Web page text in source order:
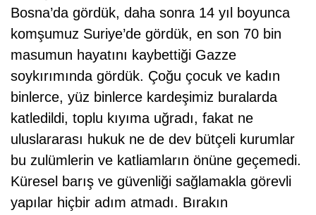
Bosna’da gördük, daha sonra 14 yıl boyunca
komşumuz Suriye’de gördük, en son 70 bin
masumun hayatını kaybettiği Gazze
soykırımında gördük. Çoğu çocuk ve kadın
binlerce, yüz binlerce kardeşimiz buralarda
katledildi, toplu kıyıma uğradı, fakat ne
uluslararası hukuk ne de dev bütçeli kurumlar
bu zulümlerin ve katliamların önüne geçemedi.
Küresel barış ve güvenliği sağlamakla görevli
yapılar hiçbir adım atmadı. Bırakın